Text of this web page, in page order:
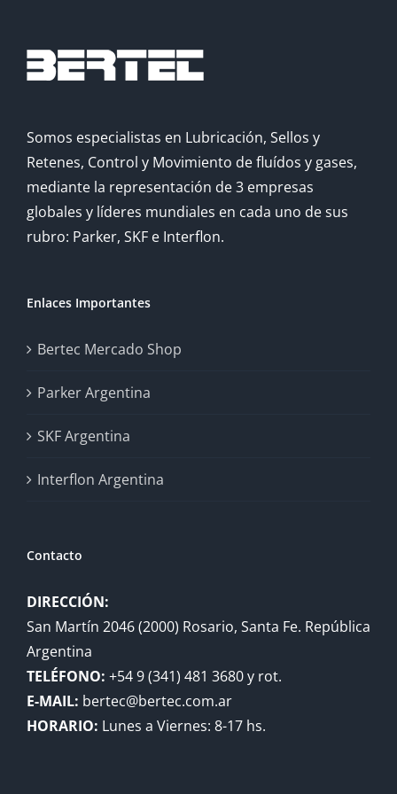
Somos especialistas en Lubricación, Sellos y
Retenes, Control y Movimiento de fluídos y gases,
mediante la representación de 3 empresas
globales y líderes mundiales en cada uno de sus
rubro: Parker, SKF e Interflon.
Enlaces Importantes
Bertec Mercado Shop
Parker Argentina
SKF Argentina
Interflon Argentina
Contacto
DIRECCIÓN:
San Martín 2046 (2000) Rosario, Santa Fe. República
Argentina
TELÉFONO: +54 9 (341) 481 3680 y rot.
E-MAIL: bertec@bertec.com.ar
HORARIO: Lunes a Viernes: 8-17 hs.